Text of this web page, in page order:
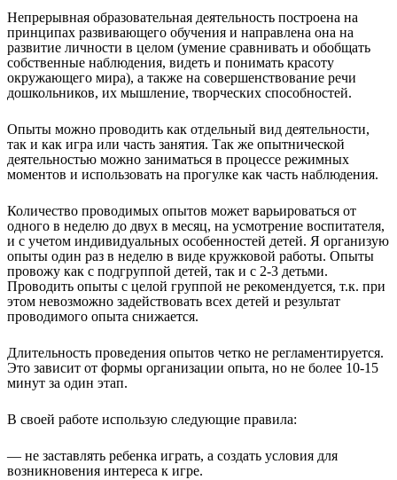
Непрерывная образовательная деятельность построена на
принципах развивающего обучения и направлена она на
развитие личности в целом (умение сравнивать и обобщать
собственные наблюдения, видеть и понимать красоту
окружающего мира), а также на совершенствование речи
дошкольников, их мышление, творческих способностей.
Опыты можно проводить как отдельный вид деятельности,
так и как игра или часть занятия. Так же опытнической
деятельностью можно заниматься в процессе режимных
моментов и использовать на прогулке как часть наблюдения.
Количество проводимых опытов может варьироваться от
одного в неделю до двух в месяц, на усмотрение воспитателя,
и с учетом индивидуальных особенностей детей. Я организую
опыты один раз в неделю в виде кружковой работы. Опыты
провожу как с подгруппой детей, так и с 2-3 детьми.
Проводить опыты с целой группой не рекомендуется, т.к. при
этом невозможно задействовать всех детей и результат
проводимого опыта снижается.
Длительность проведения опытов четко не регламентируется.
Это зависит от формы организации опыта, но не более 10-15
минут за один этап.
В своей работе использую следующие правила:
— не заставлять ребенка играть, а создать условия для
возникновения интереса к игре.